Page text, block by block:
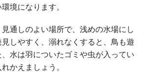
境になります。
通しのよい場所で、浅めの水場にし
しやすく、溺れなくすると、鳥も遊
水は羽についたゴミや虫が入ってい
かえましょう。